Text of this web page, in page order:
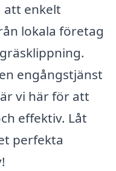
att enkelt
lokala företag
engångstjänst
vi här för att
effektiv. Låt
perfekta